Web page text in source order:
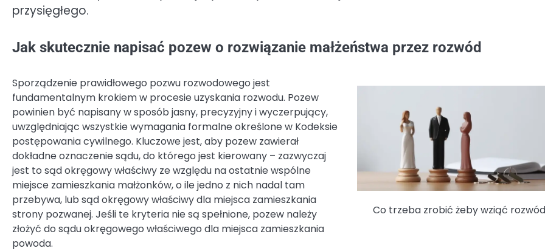
przysięgłego.
Jak skutecznie napisać pozew o rozwiązanie małżeństwa przez rozwód
Co trzeba zrobić żeby wziąć
Sporządzenie prawidłowego pozwu rozwodowego jest
fundamentalnym krokiem w procesie uzyskania rozwodu. Pozew
powinien być napisany w sposób jasny, precyzyjny i wyczerpujący,
uwzględniając wszystkie wymagania formalne określone w Kodeksie
postępowania cywilnego. Kluczowe jest, aby pozew zawierał
dokładne oznaczenie sądu, do którego jest kierowany – zazwyczaj
jest to sąd okręgowy właściwy ze względu na ostatnie wspólne
miejsce zamieszkania małżonków, o ile jedno z nich nadal tam
przebywa, lub sąd okręgowy właściwy dla miejsca zamieszkania
strony pozwanej. Jeśli te kryteria nie są spełnione, pozew należy
złożyć do sądu okręgowego właściwego dla miejsca zamieszkania
powoda.